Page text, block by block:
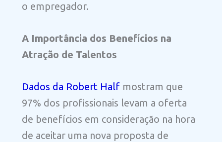
o empregador.
A Importância dos Benefícios na
Atração de Talentos
Dados da Robert Half mostram que
97% dos profissionais levam a oferta
de benefícios em consideração na hora
de aceitar uma nova proposta de